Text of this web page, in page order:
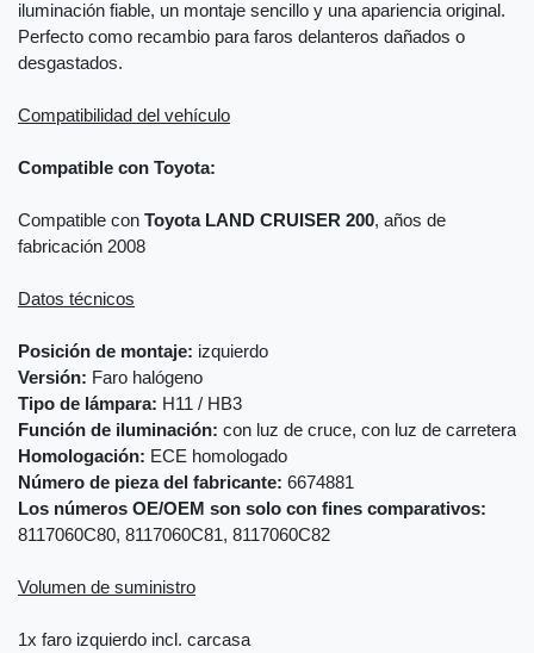
iluminación fiable, un montaje sencillo y una apariencia original.
Perfecto como recambio para faros delanteros dañados o
desgastados.
Compatibilidad del vehículo
Compatible con Toyota:
Compatible con Toyota LAND CRUISER 200, años de
fabricación 2008
Datos técnicos
Posición de montaje: izquierdo
Versión: Faro halógeno
Tipo de lámpara: H11 / HB3
Función de iluminación: con luz de cruce, con luz de carretera
Homologación: ECE homologado
Número de pieza del fabricante: 6674881
Los números OE/OEM son solo con fines comparativos:
8117060C80, 8117060C81, 8117060C82
Volumen de suministro
1x faro izquierdo incl. carcasa